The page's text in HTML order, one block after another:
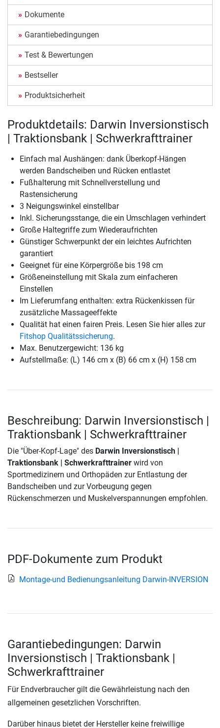
Dokumente
Garantiebedingungen
Test & Bewertungen
Bestseller
Produktsicherheit
Produktdetails: Darwin Inversionstisch
| Traktionsbank | Schwerkrafttrainer
Einfach mal Aushängen: dank Überkopf-Hängen
werden Bandscheiben und Rücken entlastet
Fußhalterung mit Schnellverstellung und
Rastensicherung
3 Neigungswinkel einstellbar
Inkl. Sicherungsstange, die ein Umschlagen verhindert
Große Haltegriffe zum Wiederaufrichten
Günstiger Schwerpunkt der ein leichtes Aufrichten
garantiert
Geeignet für eine Körpergröße bis 198 cm
Größeneinstellung mit Skala zum einfacheren
Einstellen
Im Lieferumfang enthalten: extra Rückenkissen für
zusätzliche Massageeffekte
Qualität hat einen fairen Preis. Lesen Sie hier alles zur
Fitshop Qualitätssicherung.
Max. Benutzergewicht: 136 kg
Aufstellmaße: (L) 146 cm x (B) 66 cm x (H) 158 cm
Beschreibung: Darwin Inversionstisch |
Traktionsbank | Schwerkrafttrainer
Die "Über-Kopf-Lage" des Darwin Inversionstisch |
Traktionsbank | Schwerkrafttrainer wird von
Sportmedizinern und Orthopäden zur Entlastung der
Bandscheiben und zur Vorbeugung gegen
Rückenschmerzen und Muskelverspannungen empfohlen.
PDF-Dokumente zum Produkt
Montage-und Bedienungsanleitung Darwin-INVERSION
Garantiebedingungen: Darwin
Inversionstisch | Traktionsbank |
Schwerkrafttrainer
Für Endverbraucher gilt die Gewährleistung nach den
allgemeinen gesetzlichen Vorschriften.
Darüber hinaus bietet der Hersteller keine freiwillige